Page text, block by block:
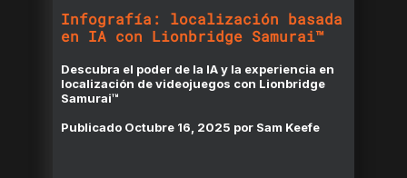
Infografía: localización basada
en IA con Lionbridge Samurai™
Descubra el poder de la IA y la experiencia en
localización de videojuegos con Lionbridge
Samurai™
Publicado Octubre 16, 2025 por Sam Keefe